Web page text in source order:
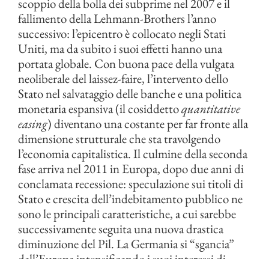
scoppio della bolla dei subprime nel 2007 e il
fallimento della Lehmann-Brothers l’anno
successivo: l’epicentro è collocato negli Stati
Uniti, ma da subito i suoi effetti hanno una
portata globale. Con buona pace della vulgata
neoliberale del laissez-faire, l’intervento dello
Stato nel salvataggio delle banche e una politica
monetaria espansiva (il cosiddettoquantitative
easing) diventano una costante per far fronte alla
dimensione strutturale che sta travolgendo
l’economia capitalistica. Il culmine della seconda
fase arriva nel 2011 in Europa, dopo due anni di
conclamata recessione: speculazione sui titoli di
Stato e crescita dell’indebitamento pubblico ne
sono le principali caratteristiche, a cui sarebbe
successivamente seguita una nuova drastica
diminuzione del Pil. La Germania si “sgancia”